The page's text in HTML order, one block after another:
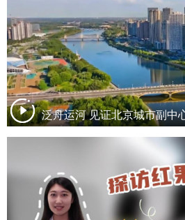
泛舟运河 见证北京城市副中